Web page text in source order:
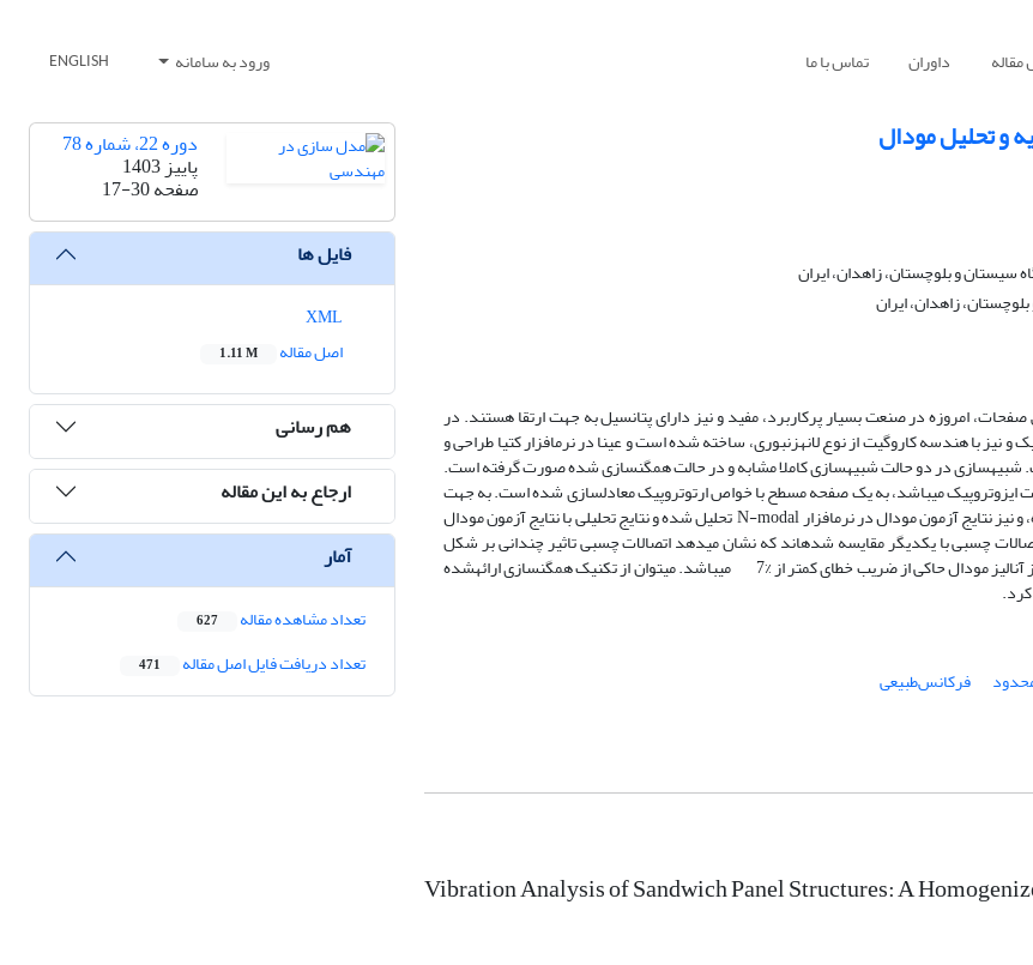
داوران تماس با ما ورود به سامانه ENGLISH
و تحلیل مودال
و بلوچستان، زاهدان، ایران
زاهدان، ایران
امروزه در صنعت بسیار پرکاربرد، مفید و نیز دارای پتانسیل به جهت ارتقا هستند. در
با هندسه کاروگیت از نوع لانه­زنبوری، ساخته شده است و عینا در نرم­افزار کتیا طراحی و
شبیه­سازی در دو حالت شبیه­سازی کاملا مشابه و در حالت همگن­سازی شده صورت گرفته است.
ایزوتروپیک میباشد، به یک صفحه مسطح با خواص ارتوتروپیک معادلسازی شده است. به جهت
اعتبار­سنجی شبیه­سازی نرم­افزاری، آزمایش تجربی مودال نیز بر روی نمونه انجام شده، و نیز نتایج آزمون مودال در نرم­افزار N-modal تحلیل شده و نتایج تحلیلی با نتایج آزمون مودال
چسبی با یکدیگر مقایسه شده­اند که نشان میدهد اتصالات چسبی تاثیر چندانی بر شکل
مود­ها و فرکانس ارتعاشات ازاد (کمتر از 1/1 درصد) نمی­گذارند. نتایج شبیه­سازی و نیز آنالیز مودال حاکی از ضریب خطای کمتر از %7 می­باشد. میتوان از تکنیک همگن­سازی ارائه­شده
فرکانس‌طبیعی
Vibration Analysis of Sandwich Panel Structures: A
دوره 22، شماره 78
پاییز 1403
صفحه17-30
فایل ها
اصل مقاله
1.11 M
هم رسانی
ارجاع به این مقاله
آمار
تعداد مشاهده مقاله 627
تعداد دریافت فایل اصل مقاله 471